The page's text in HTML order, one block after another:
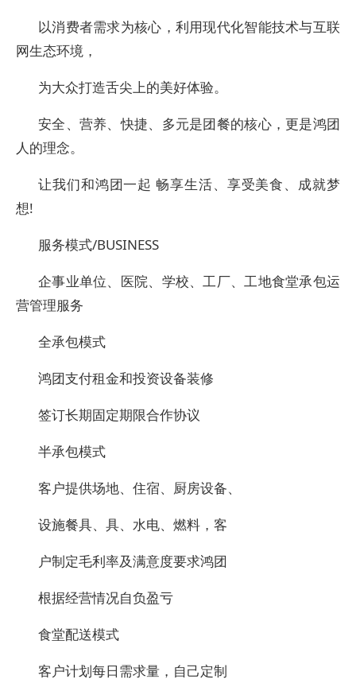
以消费者需求为核心，利用现代化智能技术与互联
网生态环境，
为大众打造舌尖上的美好体验。
安全、营养、快捷、多元是团餐的核心，更是鸿团
人的理念。
让我们和鸿团一起 畅享生活、享受美食、成就梦
想!
服务模式/BUSINESS
企事业单位、医院、学校、工厂、工地食堂承包运
营管理服务
全承包模式
鸿团支付租金和投资设备装修
签订长期固定期限合作协议
半承包模式
客户提供场地、住宿、厨房设备、
设施餐具、具、水电、燃料，客
户制定毛利率及满意度要求鸿团
根据经营情况自负盈亏
食堂配送模式
客户计划每日需求量，自己定制